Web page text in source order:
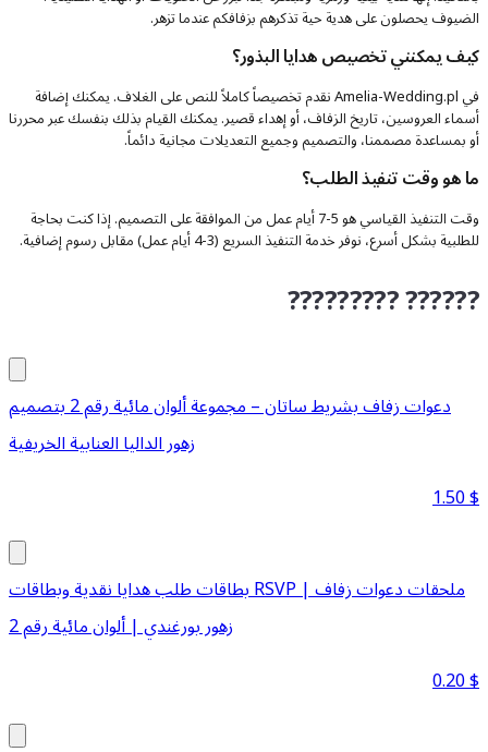
الضيوف يحصلون على هدية حية تذكرهم بزفافكم عندما تزهر.
كيف يمكنني تخصيص هدايا البذور؟
في Amelia-Wedding.pl نقدم تخصيصاً كاملاً للنص على الغلاف. يمكنك إضافة
أسماء العروسين، تاريخ الزفاف، أو إهداء قصير. يمكنك القيام بذلك بنفسك عبر محررنا
أو بمساعدة مصممنا، والتصميم وجميع التعديلات مجانية دائماً.
ما هو وقت تنفيذ الطلب؟
وقت التنفيذ القياسي هو 5-7 أيام عمل من الموافقة على التصميم. إذا كنت بحاجة
للطلبية بشكل أسرع، نوفر خدمة التنفيذ السريع (3-4 أيام عمل) مقابل رسوم إضافية.
????????? ??????
دعوات زفاف بشريط ساتان – مجموعة ألوان مائية رقم 2 بتصميم
زهور الداليا العنابية الخريفية
1.50$
بطاقات طلب هدايا نقدية وبطاقات RSVP | ملحقات دعوات زفاف
زهور بورغندي | ألوان مائية رقم 2
0.20$